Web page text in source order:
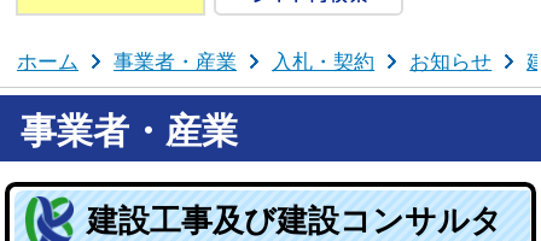
ホーム 事業者・産業 入札・契約 お知らせ
事業者・産業
建設工事及び建設コンサルタ